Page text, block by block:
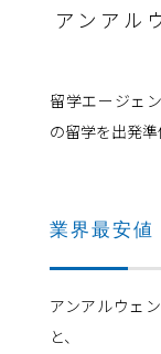
アンア
留学エージェ
の留学を出発
業界最安値
アンアルウェ
と、